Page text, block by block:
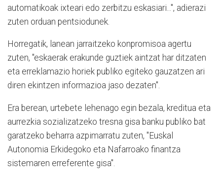
automatikoak ixteari edo zerbitzu eskasiari...", adierazi
zuten orduan pentsiodunek.
Horregatik, lanean jarraitzeko konpromisoa agertu
zuten, "eskaerak erakunde guztiek aintzat har ditzaten
eta erreklamazio horiek publiko egiteko gauzatzen ari
diren ekintzen informazioa jaso dezaten".
Era berean, urtebete lehenago egin bezala, kreditua eta
aurrezkia sozializatzeko tresna gisa banku publiko bat
garatzeko beharra azpimarratu zuten, "Euskal
Autonomia Erkidegoko eta Nafarroako finantza
sistemaren erreferente gisa".